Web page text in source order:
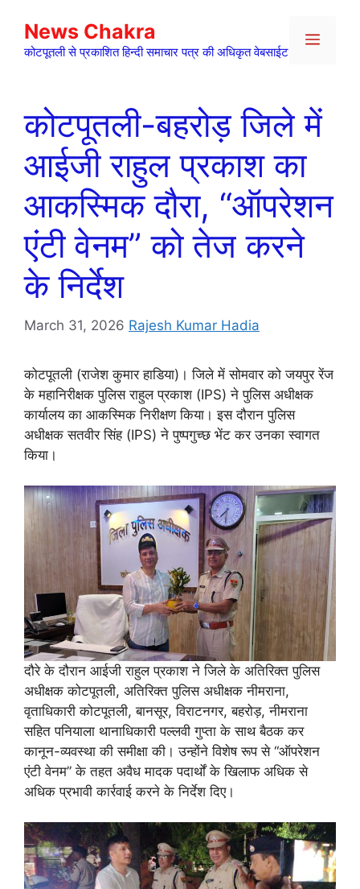
content
News Chakra
कोटपूतली से प्रकाशित हिन्दी समाचार पत्र की अधिकृत वेबसाईट
Menu
कोटपूतली-बहरोड़ जिले में
आईजी राहुल प्रकाश का
आकस्मिक दौरा, “ऑपरेशन
एंटी वेनम” को तेज करने
के निर्देश
March 31, 2026 Rajesh Kumar Hadia
कोटपूतली (राजेश कुमार हाडिया)। जिले में सोमवार को जयपुर रेंज
के महानिरीक्षक पुलिस राहुल प्रकाश (IPS) ने पुलिस अधीक्षक
कार्यालय का आकस्मिक निरीक्षण किया। इस दौरान पुलिस
अधीक्षक सतवीर सिंह (IPS) ने पुष्पगुच्छ भेंट कर उनका स्वागत
किया।
दौरे के दौरान आईजी राहुल प्रकाश ने जिले के अतिरिक्त पुलिस
अधीक्षक कोटपूतली, अतिरिक्त पुलिस अधीक्षक नीमराना,
वृताधिकारी कोटपूतली, बानसूर, विराटनगर, बहरोड़, नीमराना
सहित पनियाला थानाधिकारी पल्लवी गुप्ता के साथ बैठक कर
कानून-व्यवस्था की समीक्षा की। उन्होंने विशेष रूप से “ऑपरेशन
एंटी वेनम” के तहत अवैध मादक पदार्थों के खिलाफ अधिक से
अधिक प्रभावी कार्रवाई करने के निर्देश दिए।